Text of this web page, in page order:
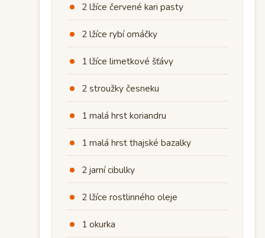
2 lžíce červené kari pasty
2 lžíce rybí omáčky
1 lžíce limetkové šťávy
2 stroužky česneku
1 malá hrst koriandru
1 malá hrst thajské bazalky
2 jarní cibulky
2 lžíce rostlinného oleje
1 okurka